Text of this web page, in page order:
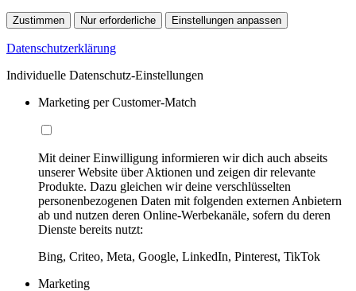
Zustimmen Nur erforderliche Einstellungen anpassen
Datenschutzerklärung
Individuelle Datenschutz-Einstellungen
Marketing per Customer-Match
Mit deiner Einwilligung informieren wir dich auch abseits
unserer Website über Aktionen und zeigen dir relevante
Produkte. Dazu gleichen wir deine verschlüsselten
personenbezogenen Daten mit folgenden externen Anbietern
ab und nutzen deren Online-Werbekanäle, sofern du deren
Dienste bereits nutzt:
Bing, Criteo, Meta, Google, LinkedIn, Pinterest, TikTok
Marketing